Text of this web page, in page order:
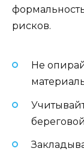
рисков.
Не